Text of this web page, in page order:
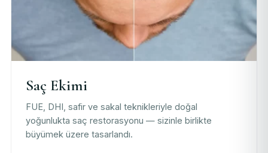
Saç Ekimi
FUE, DHI, safir ve sakal teknikleriyle doğal
yoğunlukta saç restorasyonu — sizinle birlikte
büyümek üzere tasarlandı.